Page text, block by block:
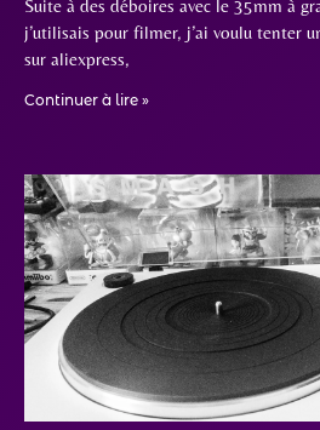
Suite à des déboires avec le 35mm à
j’utilisais pour filmer, j’ai voulu tenter
sur aliexpress,
Continuer à lire »